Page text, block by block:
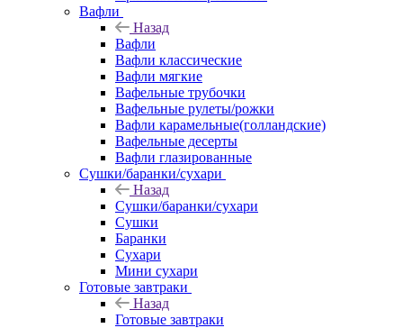
Вафли
Назад
Вафли
Вафли классические
Вафли мягкие
Вафельные трубочки
Вафельные рулеты/рожки
Вафли карамельные(голландские)
Вафельные десерты
Вафли глазированные
Сушки/баранки/сухари
Назад
Сушки/баранки/сухари
Сушки
Баранки
Сухари
Мини сухари
Готовые завтраки
Назад
Готовые завтраки